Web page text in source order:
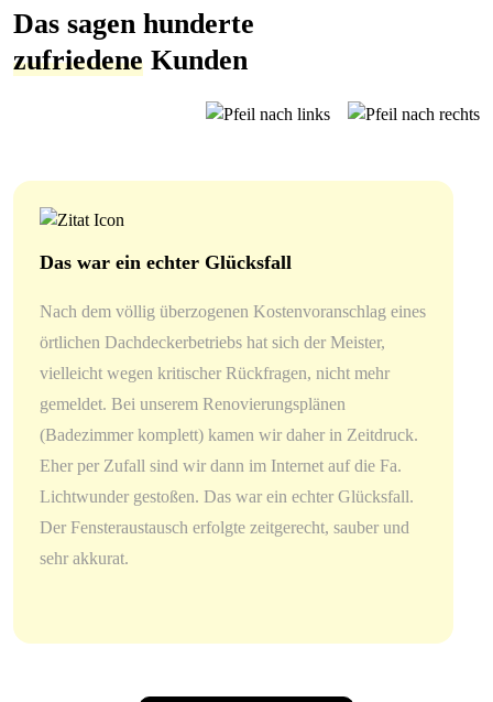
Das sagen hunderte
zufriedene Kunden
Das war ein echter Glücksfall
Nach dem völlig überzogenen Kostenvoranschlag eines
örtlichen Dachdeckerbetriebs hat sich der Meister,
vielleicht wegen kritischer Rückfragen, nicht mehr
gemeldet. Bei unserem Renovierungsplänen
(Badezimmer komplett) kamen wir daher in Zeitdruck.
Eher per Zufall sind wir dann im Internet auf die Fa.
Lichtwunder gestoßen. Das war ein echter Glücksfall.
Der Fensteraustausch erfolgte zeitgerecht, sauber und
sehr akkurat.